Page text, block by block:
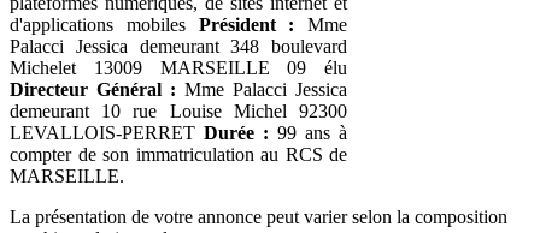
d'applications mobiles Président : Mme
Palacci Jessica demeurant 348 boulevard
Michelet 13009 MARSEILLE 09 élu
Directeur Général : Mme Palacci Jessica
demeurant 10 rue Louise Michel 92300
LEVALLOIS-PERRET Durée : 99 ans à
compter de son immatriculation au RCS de
MARSEILLE.
La présentation de votre annonce peut varier selon la composition